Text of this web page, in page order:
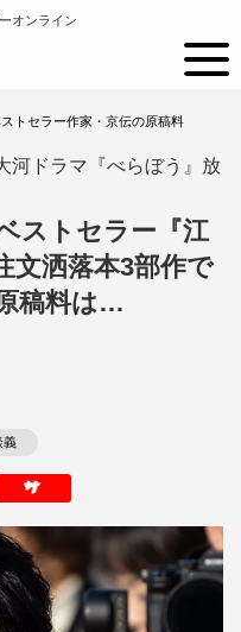
オンライン
トセラー作家・京伝の原稿料
河ドラマ『べらぼう』放
ストセラー『江
文洒落本3部作で
稿料は…
義